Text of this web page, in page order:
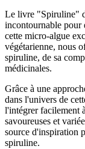
Le livre "Spiruline"
incontournable pour
cette micro-algue
végétarienne, nous
spiruline, de sa
médicinales.
Grâce à une
dans l'univers de
l'intégrer facilement
savoureuses et
source d'inspiration
spiruline.